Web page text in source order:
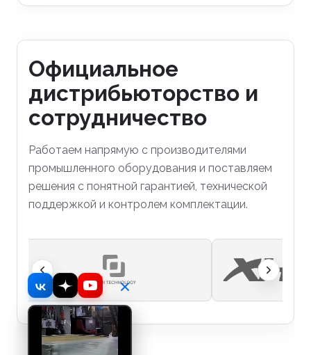
Официальное
дистрибьюторство и
сотрудничество
Работаем напрямую с производителями
промышленного оборудования и поставляем
решения с понятной гарантией, технической
поддержкой и контролем комплектации.